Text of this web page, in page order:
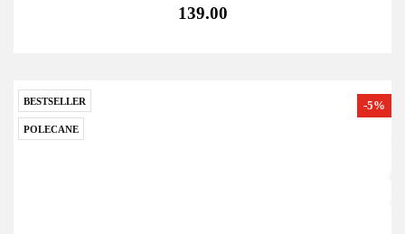
139.00
BESTSELLER
POLECANE
-5%